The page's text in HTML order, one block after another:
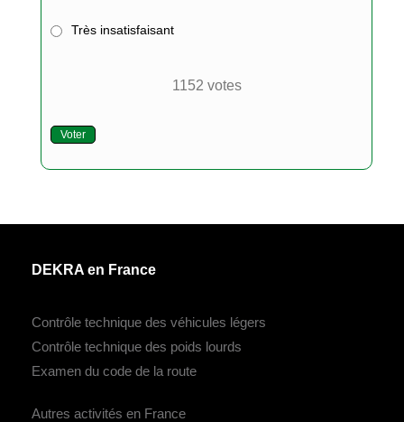
Très insatisfaisant
1152 votes
Voter
DEKRA en France
Contrôle technique des véhicules légers
Contrôle technique des poids lourds
Examen du code de la route
Autres activités en France